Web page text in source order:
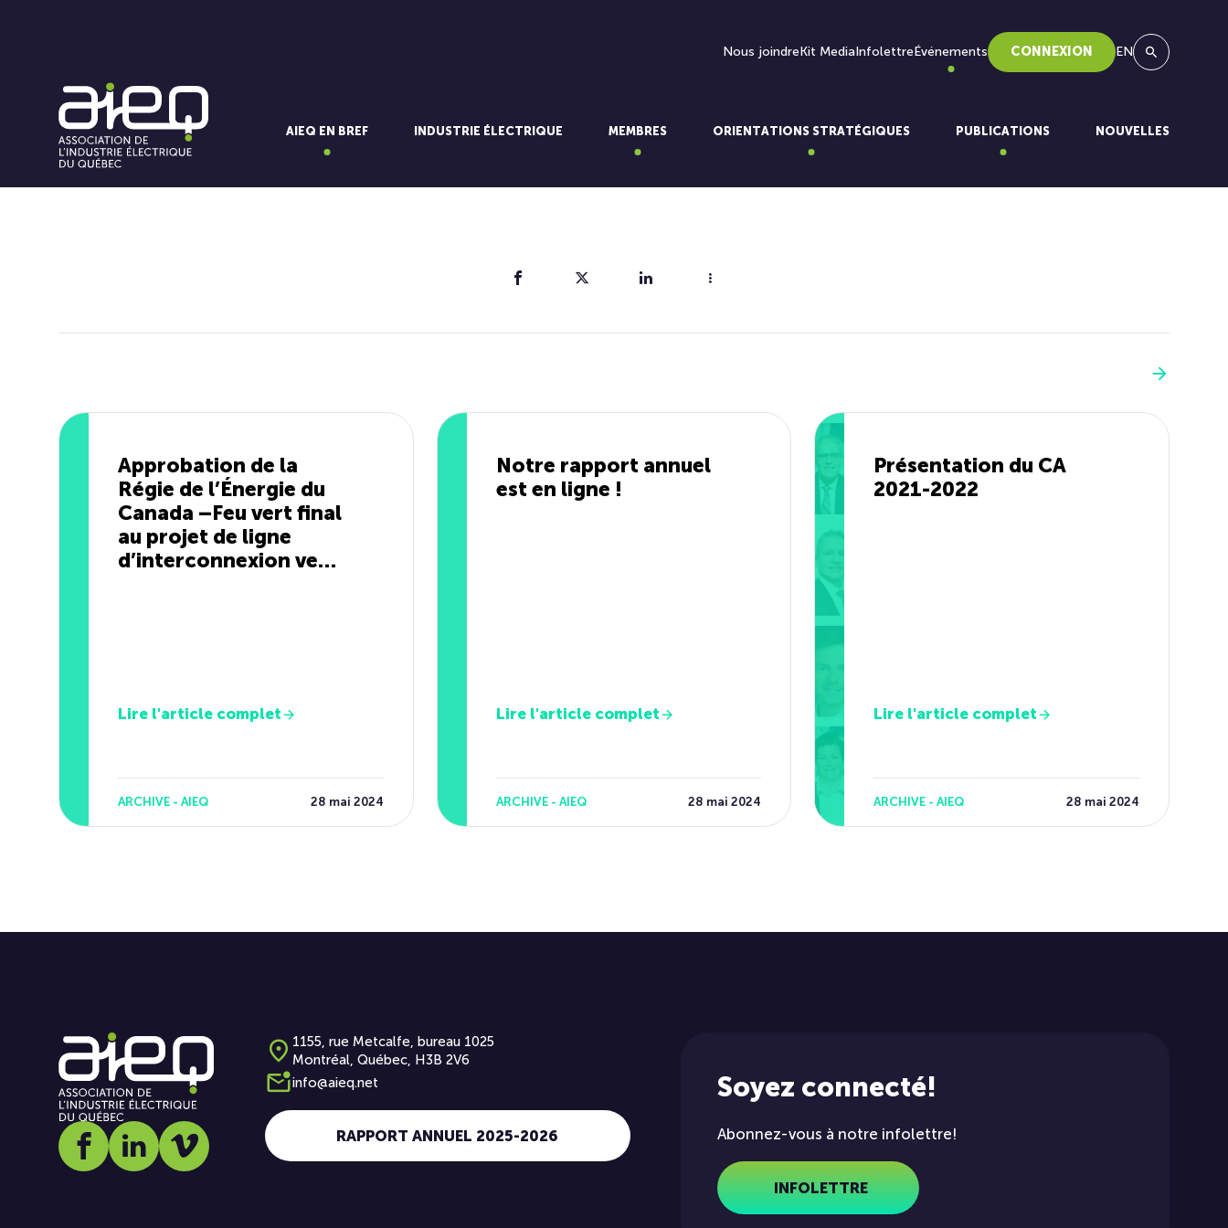
Nous joindreKit MediaInfolettreÉvénements CONNEXION EN
AIEQ EN BREF INDUSTRIE ÉLECTRIQUE MEMBRES ORIENTATIONS STRATÉGIQUES PUBLICATIONS NOUVELLES
Approbation de la
Régie de l’Énergie du
Canada –Feu vert final
au projet de ligne
d’interconnexion vers
Lire l'article complet
ARCHIVE - AIEQ 28 mai 2024
Notre rapport annuel
est en ligne !
Lire l'article complet
ARCHIVE - AIEQ 28 mai 2024
Présentation du CA
2021-2022
Lire l'article complet
ARCHIVE - AIEQ 28 mai 2024
Social media link icon-facebook
Social media link icon-linkedin
Social media link icon-vimeo
1155, rue Metcalfe, bureau 1025
Montréal, Québec, H3B 2V6
info@aieq.net
RAPPORT ANNUEL 2025-2026
Soyez connecté!
Abonnez-vous à notre infolettre!
INFOLETTRE